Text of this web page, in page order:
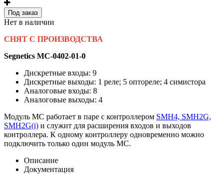
Под заказ
Нет в наличии
СНЯТ С ПРОИЗВОДСТВА
Segnetics MC-0402-01-0
Дискретные входы: 9
Дискретные выходы: 1 реле; 5 оптореле; 4 симистора
Аналоговые входы: 8
Аналоговые выходы: 4
Модуль MC работает в паре с контроллером SMH4, SMH2G,
SMH2G(i) и служит для расширения входов и выходов
контроллера. К одному контроллеру одновременно можно
подключить только один модуль MC.
Описание
Документация